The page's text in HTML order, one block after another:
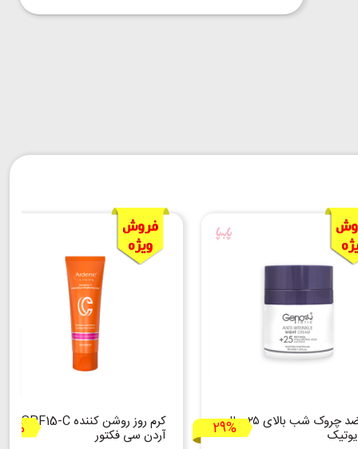
کرم ضد چروک شب بالای ۲۵ سال29% کرم روز روشن کننده SPF15-C
آردن سی فکتور 25%